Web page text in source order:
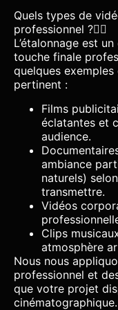
Quels types de
professionnel ?
L’étalonnage est
touche finale
quelques
pertinent :
Films
éclatantes et
audience.
ambiance
naturels)
transmettre.
Vidéos
Clips
atmosphère
Nous nous
professionnel et
que votre projet
cinématographique.